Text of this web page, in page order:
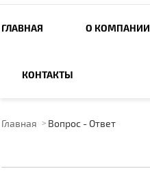
ГЛАВНАЯ О КОМПАНИИ
КОНТАКТЫ
ПОИСК ПО САЙТУ
Главная Вопрос - Ответ